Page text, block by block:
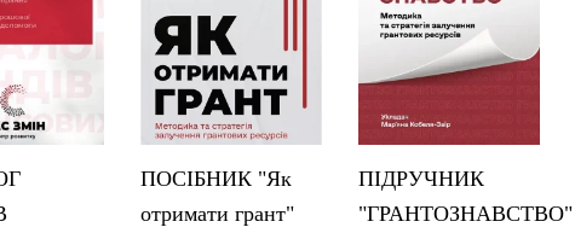
ПОСІБНИК "Як
отримати грант"
ПІДРУЧНИК
"ГРАНТОЗНАВСТВО"